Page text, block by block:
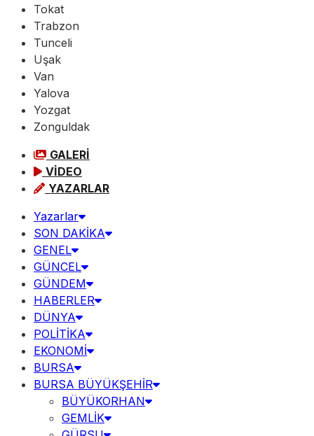
Tokat
Trabzon
Tunceli
Uşak
Van
Yalova
Yozgat
Zonguldak
GALERİ
VİDEO
YAZARLAR
Yazarlar
SON DAKİKA
GENEL
GÜNCEL
GÜNDEM
HABERLER
DÜNYA
POLİTİKA
EKONOMİ
BURSA
BURSA BÜYÜKŞEHİR
BÜYÜKORHAN
GEMLİK